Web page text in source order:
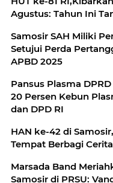
Agustus: Tahun Ini
Samosir SAH Miliki Perda Pengelolaan Sampah:
Setujui Perda
APBD 2025
Pansus Plasma DPRD
20 Persen Kebun
dan DPD RI
HAN ke-42 di
Tempat Berbagi
Marsada Band
Samosir di PRSU: